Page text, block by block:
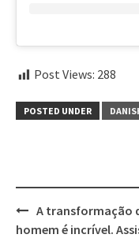
Post Views: 288
POSTED UNDER
Post
navigation
A transformação
homem é incrível.